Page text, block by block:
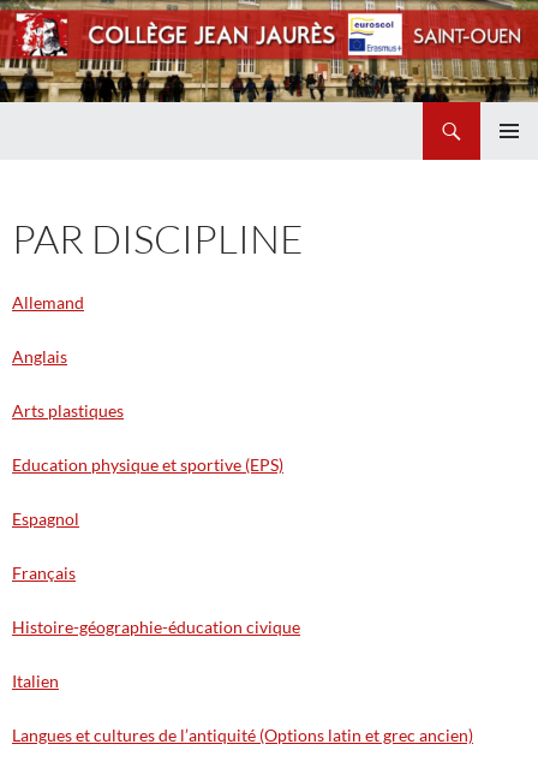
PAR DISCIPLINE
Allemand
Anglais
Arts plastiques
Education physique et sportive (EPS)
Espagnol
Français
Histoire-géographie-éducation civique
Italien
Langues et cultures de l’antiquité (Options latin et grec ancien)